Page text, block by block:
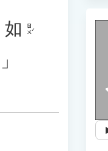
如 ㄖㄨˊ
」